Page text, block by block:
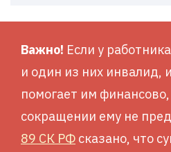
Важно! Если у
и один из них инвалид,
помогает им
сокращении ему не
89 СК РФ сказано, что